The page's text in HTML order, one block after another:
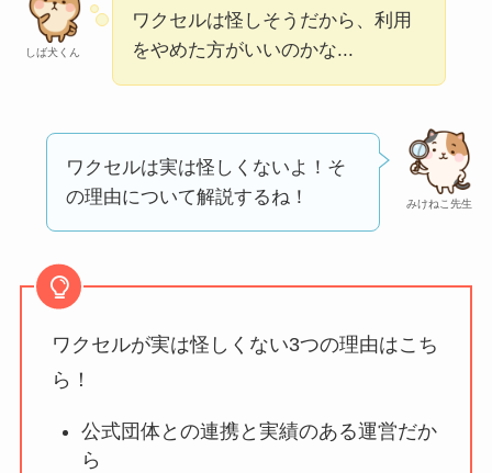
【怪しい？】帝国デ
ータバンクの口コ
ミ・評判は実際ど
【怪しい？】セルプ
ロモート株式会社の
口コミ・評判は実際
Liteの口コミ・評判は
ユリカコーポレーシ
しば犬くん
ワクセルは怪しそうだから、利用
をやめた方がいいのかな...
みけねこ先生
ワクセルは実は怪しくないよ！そ
の理由について解説するね！
ワクセルが実は怪しくない3つの理由はこち
ら！
公式団体との連携と実績のある運営だか
ら